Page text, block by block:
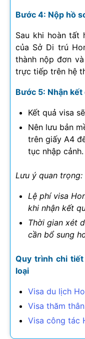
Bước 4: Nộp hồ
Sau khi hoàn tất
của Sở Di trú
thành nộp đơn
trực tiếp trên hệ
Bước 5: Nhận kết
Kết quả visa
Nên lưu bản
trên giấy A4
tục nhập cảnh.
Lưu ý quan trọng:
Lệ phí visa
khi nhận kết
Thời gian xét
cần bổ sung
Quy trình chi
loại
Visa du lịch
Visa thăm
Visa công tác